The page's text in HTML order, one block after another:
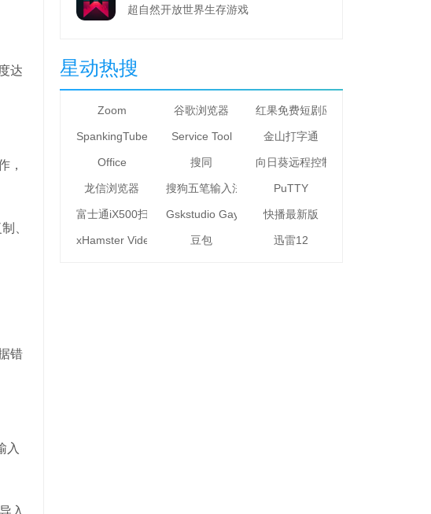
达
，
、
错
入
超自然开放世界生存游戏
星动热搜
Zoom 谷歌浏览器 红果免费短剧应用电脑版
SpankingTube Video Downloader
Service Tool 金山打字通
Office 搜同 向日葵远程控制软件32位
龙信浏览器 搜狗五笔输入法 PuTTY
富士通iX500扫描仪驱动Gskstudio Gaytube Downloader
快播最新版
xHamster Video Downloader
豆包 迅雷12